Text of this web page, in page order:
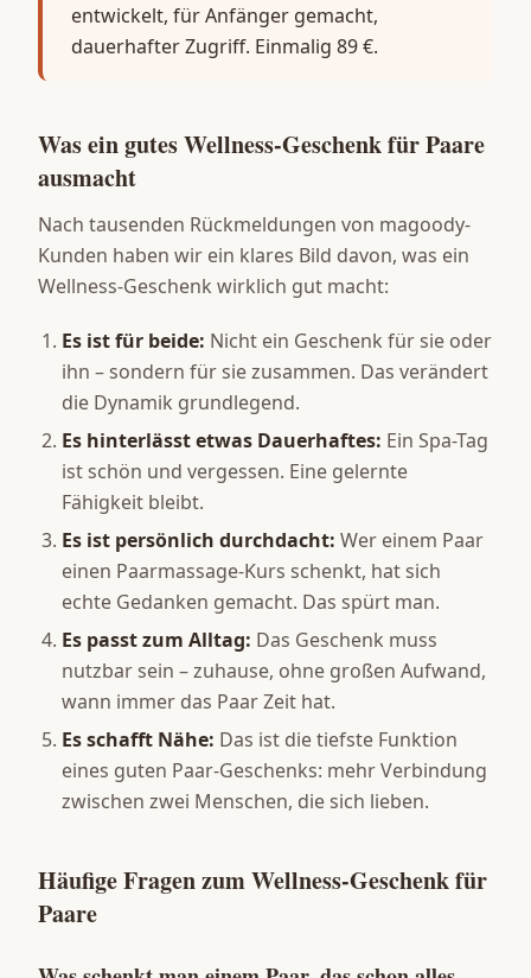
entwickelt, für Anfänger gemacht,
dauerhafter Zugriff. Einmalig 89 €.
Was ein gutes Wellness-Geschenk für Paare
ausmacht
Nach tausenden Rückmeldungen von magoody-
Kunden haben wir ein klares Bild davon, was ein
Wellness-Geschenk wirklich gut macht:
Es ist für beide: Nicht ein Geschenk für sie oder
ihn – sondern für sie zusammen. Das verändert
die Dynamik grundlegend.
Es hinterlässt etwas Dauerhaftes: Ein Spa-Tag
ist schön und vergessen. Eine gelernte
Fähigkeit bleibt.
Es ist persönlich durchdacht: Wer einem Paar
einen Paarmassage-Kurs schenkt, hat sich
echte Gedanken gemacht. Das spürt man.
Es passt zum Alltag: Das Geschenk muss
nutzbar sein – zuhause, ohne großen Aufwand,
wann immer das Paar Zeit hat.
Es schafft Nähe: Das ist die tiefste Funktion
eines guten Paar-Geschenks: mehr Verbindung
zwischen zwei Menschen, die sich lieben.
Häufige Fragen zum Wellness-Geschenk für
Paare